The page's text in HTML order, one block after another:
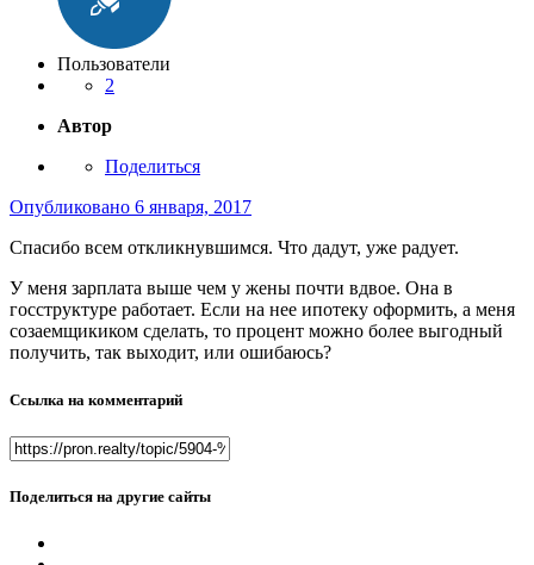
Пользователи
2
Автор
Поделиться
Опубликовано 6 января, 2017
Спасибо всем откликнувшимся. Что дадут, уже радует.
У меня зарплата выше чем у жены почти вдвое. Она в
госструктуре работает. Если на нее ипотеку оформить, а меня
созаемщикиком сделать, то процент можно более выгодный
получить, так выходит, или ошибаюсь?
Ссылка на комментарий
Поделиться на другие сайты